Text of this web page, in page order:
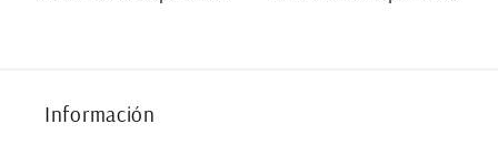
Información